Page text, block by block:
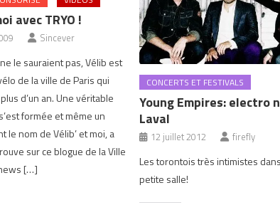
avec TRYO !
Sincever
le sauraient pas, Vélib est
de la ville de Paris qui
d’un an. Une véritable
formée et même un
le nom de Vélib’ et moi, a
sur ce blogue de la Ville
[…]
CONCERTS ET FESTIVALS
Young Empires: electro
Laval
12 juillet 2012 firefly
Les torontois très intimistes
petite salle!